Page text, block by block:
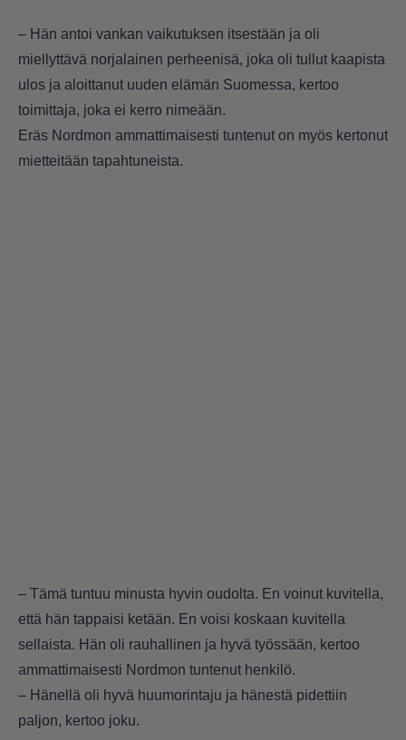
– Hän antoi vankan vaikutuksen itsestään ja oli
miellyttävä norjalainen perheenisä, joka oli tullut kaapista
ulos ja aloittanut uuden elämän Suomessa, kertoo
toimittaja, joka ei kerro nimeään.
Eräs Nordmon ammattimaisesti tuntenut on myös kertonut
mietteitään tapahtuneista.
– Tämä tuntuu minusta hyvin oudolta. En voinut kuvitella,
että hän tappaisi ketään. En voisi koskaan kuvitella
sellaista. Hän oli rauhallinen ja hyvä työssään, kertoo
ammattimaisesti Nordmon tuntenut henkilö.
– Hänellä oli hyvä huumorintaju ja hänestä pidettiin
paljon, kertoo joku.